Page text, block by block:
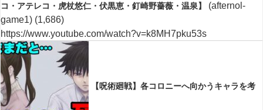
コ・アテレコ・虎杖悠仁・伏黒恵・釘崎野薔薇・温泉】
(afternol-
game1) (1,686)
https://www.youtube.com/watch?v=k8MH7pku53s
【呪術廻戦】各コロニーへ向かうキャラを考